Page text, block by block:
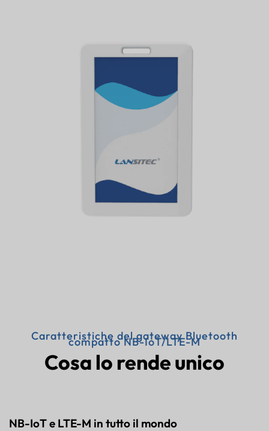
Caratteristiche del gateway Bluetooth
compatto NB-IoT/LTE-M
Cosa lo rende unico
NB-IoT e LTE-M in tutto il mondo